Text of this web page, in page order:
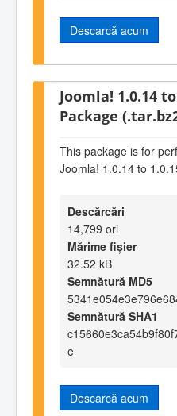
Descarcă acum
Joomla! 1.0.14
Package
This package is for
Joomla! 1.0.14 to
Descărcări
14,799 ori
Mărime fișier
32.52 kB
Semnătură MD5
Semnătură SHA1
e
Descarcă acum